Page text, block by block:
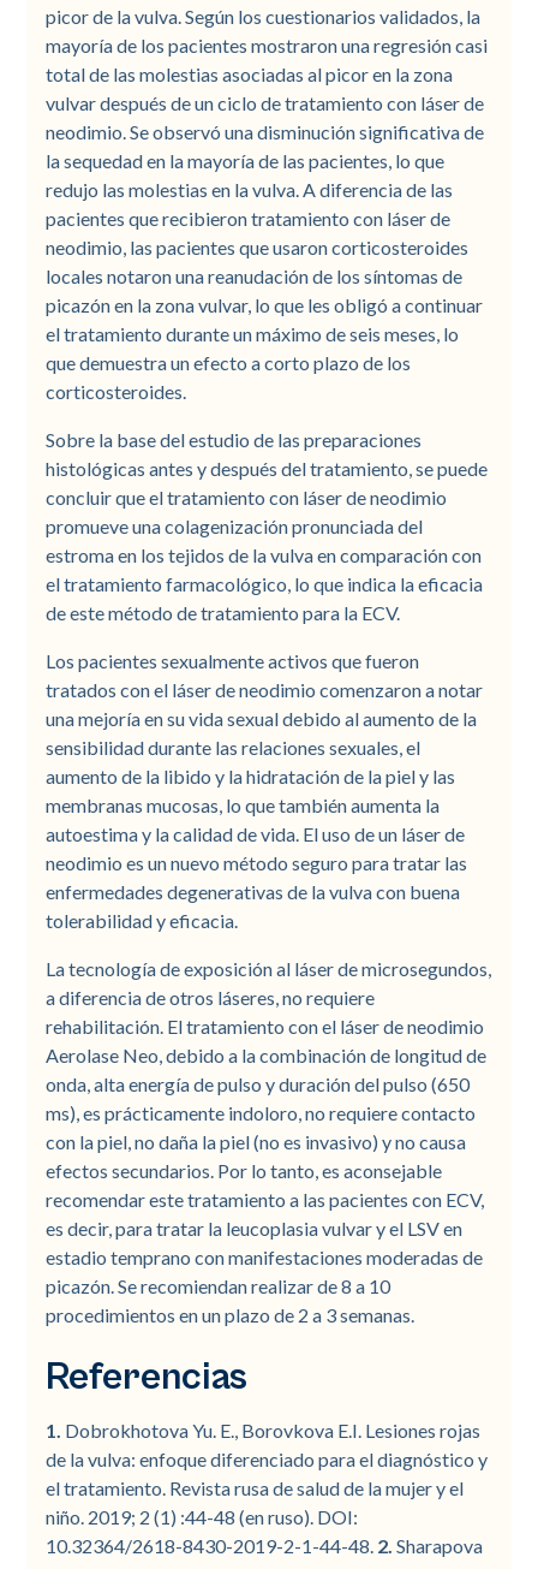
picor de la vulva. Según los cuestionarios validados, la
mayoría de los pacientes mostraron una regresión casi
total de las molestias asociadas al picor en la zona
vulvar después de un ciclo de tratamiento con láser de
neodimio. Se observó una disminución significativa de
la sequedad en la mayoría de las pacientes, lo que
redujo las molestias en la vulva. A diferencia de las
pacientes que recibieron tratamiento con láser de
neodimio, las pacientes que usaron corticosteroides
locales notaron una reanudación de los síntomas de
picazón en la zona vulvar, lo que les obligó a continuar
el tratamiento durante un máximo de seis meses, lo
que demuestra un efecto a corto plazo de los
corticosteroides.
Sobre la base del estudio de las preparaciones
histológicas antes y después del tratamiento, se puede
concluir que el tratamiento con láser de neodimio
promueve una colagenización pronunciada del
estroma en los tejidos de la vulva en comparación con
el tratamiento farmacológico, lo que indica la eficacia
de este método de tratamiento para la ECV.
Los pacientes sexualmente activos que fueron
tratados con el láser de neodimio comenzaron a notar
una mejoría en su vida sexual debido al aumento de la
sensibilidad durante las relaciones sexuales, el
aumento de la libido y la hidratación de la piel y las
membranas mucosas, lo que también aumenta la
autoestima y la calidad de vida. El uso de un láser de
neodimio es un nuevo método seguro para tratar las
enfermedades degenerativas de la vulva con buena
tolerabilidad y eficacia.
La tecnología de exposición al láser de microsegundos,
a diferencia de otros láseres, no requiere
rehabilitación. El tratamiento con el láser de neodimio
Aerolase Neo, debido a la combinación de longitud de
onda, alta energía de pulso y duración del pulso (650
ms), es prácticamente indoloro, no requiere contacto
con la piel, no daña la piel (no es invasivo) y no causa
efectos secundarios. Por lo tanto, es aconsejable
recomendar este tratamiento a las pacientes con ECV,
es decir, para tratar la leucoplasia vulvar y el LSV en
estadio temprano con manifestaciones moderadas de
picazón. Se recomiendan realizar de 8 a 10
procedimientos en un plazo de 2 a 3 semanas.
Referencias
1. Dobrokhotova Yu. E., Borovkova E.I. Lesiones rojas
de la vulva: enfoque diferenciado para el diagnóstico y
el tratamiento. Revista rusa de salud de la mujer y el
niño. 2019; 2 (1) :44-48 (en ruso). DOI:
10.32364/2618-8430-2019-2-1-44-48. 2. Sharapova